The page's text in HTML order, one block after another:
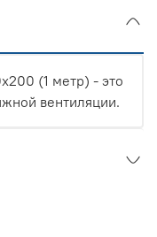
(1 метр) - это
вентиляции.